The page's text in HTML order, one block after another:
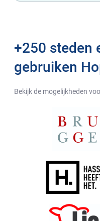
+250 steden
gebruiken
Bekijk de mogelijkheden